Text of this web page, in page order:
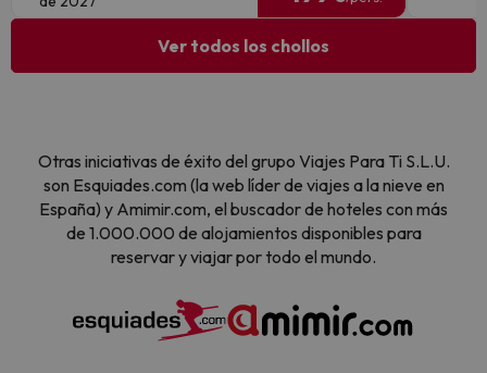
Ver todos los chollos
Otras iniciativas de éxito del grupo Viajes Para Ti S.L.U.
son Esquiades.com (la web líder de viajes a la nieve en
España) y Amimir.com, el buscador de hoteles con más
de 1.000.000 de alojamientos disponibles para
reservar y viajar por todo el mundo.